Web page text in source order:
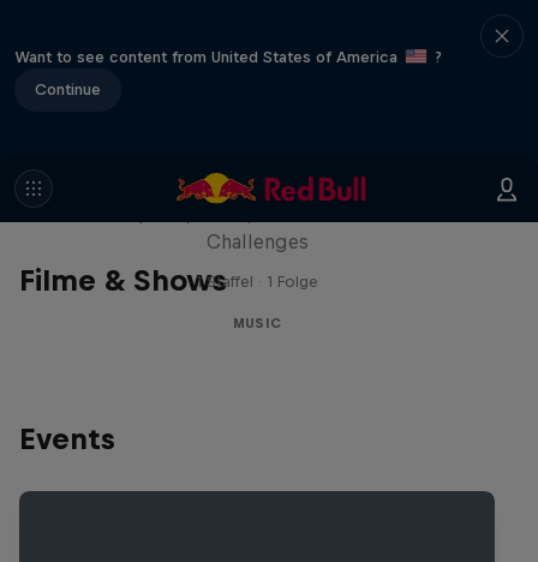
Want to see content from United States of America
?
Continue
Filme & Shows
Red Bull Trapped
Challenges
1 Staffel · 1 Folge
MUSIC
Events